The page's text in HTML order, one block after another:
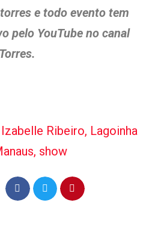
e todo evento tem
pelo YouTube no canal
Izabelle Ribeiro, Lagoinha
, show